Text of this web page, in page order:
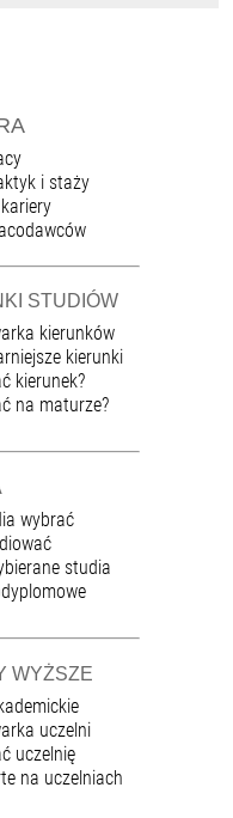
i staży
STUDIÓW
kierunków
kierunki
kierunek?
na maturze?
wybrać
studia
WYŻSZE
uczelni
uczelnię
na uczelniach